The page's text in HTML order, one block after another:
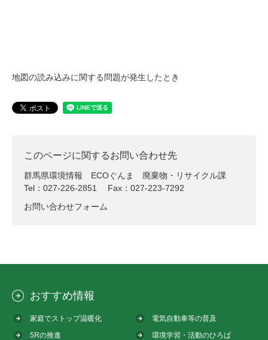
地図の読み込みに関する問題が発生したとき
このページに関するお問い合わせ先
群馬県環境情報 ECOぐんま
廃棄物・リサイクル課
Tel：027-226-2851
Fax：027-223-7292
お問い合わせフォーム
おすすめ情報
家庭でストップ温暖化
電気自動車等の普及
5Rの推進
環境学習・活動のひろば